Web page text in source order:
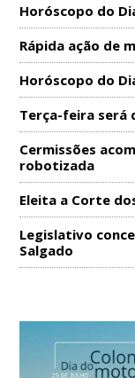
Horóscopo do
Rápida ação de
Horóscopo do
Terça-feira será
Cermissões
robotizada
Eleita a Corte
Legislativo
Salgado